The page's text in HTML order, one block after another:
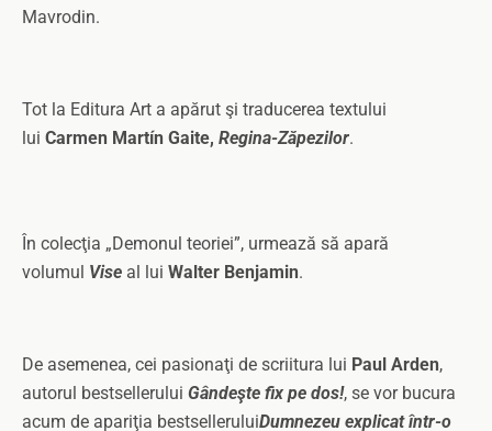
Mavrodin.
Tot la Editura Art a apărut şi traducerea textului
lui Carmen Martín Gaite, Regina-Zăpezilor.
În colecţia „Demonul teoriei”, urmează să apară
volumul Vise al lui Walter Benjamin.
De asemenea, cei pasionaţi de scriitura lui Paul Arden,
autorul bestsellerului Gândeşte fix pe dos!, se vor bucura
acum de apariţia bestselleruluiDumnezeu explicat într-o